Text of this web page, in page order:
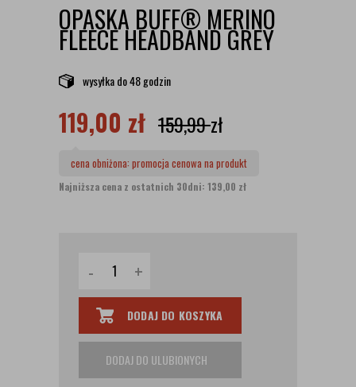
OPASKA BUFF® MERINO
FLEECE HEADBAND GREY
wysyłkado 48 godzin
119,00 zł 159,99zł
cena obniżona: promocja cenowa na produkt
Najniższa cena z ostatnich 30dni: 139,00 zł
- +
DODAJ DO KOSZYKA
DODAJ DO ULUBIONYCH